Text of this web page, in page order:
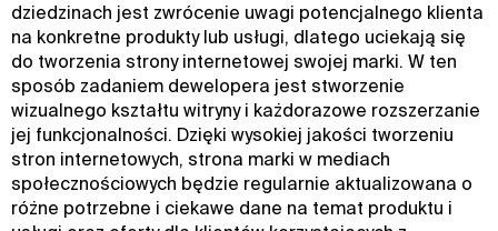
dziedzinach jest zwrócenie uwagi potencjalnego klienta
na konkretne produkty lub usługi, dlatego uciekają się
do tworzenia strony internetowej swojej marki. W ten
sposób zadaniem dewelopera jest stworzenie
wizualnego kształtu witryny i każdorazowe rozszerzanie
jej funkcjonalności. Dzięki wysokiej jakości tworzeniu
stron internetowych, strona marki w mediach
społecznościowych będzie regularnie aktualizowana o
różne potrzebne i ciekawe dane na temat produktu i